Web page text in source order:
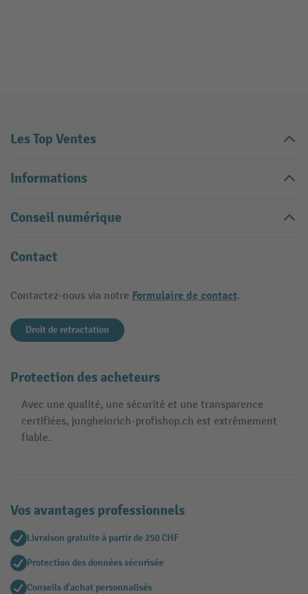
Les Top Ventes
Informations
Conseil numérique
Contact
Contactez-nous via notre Formulaire de contact.
Droit de retractation
Protection des acheteurs
Avec une qualité, une sécurité et une transparence
certifiées, jungheinrich-profishop.ch est extrêmement
fiable.
Vos avantages professionnels
Livraison gratuite à partir de 250 CHF
Protection des données sécurisée
Conseils d'achat personnalisés